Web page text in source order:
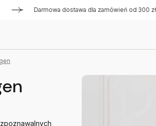
Darmowa dostawa dla zamówień od 300 zł